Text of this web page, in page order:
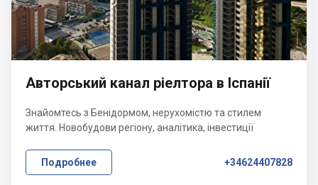
Авторський канал ріелтора в Іспанії
Знайомтесь з Бенідормом, нерухомістю та стилем
життя. Новобудови регіону, аналітика, інвестиції
Подробнее +34624407828